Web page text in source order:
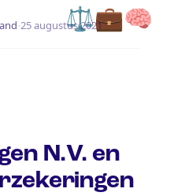
⚖️💼🧠
·25 augustus 2021
N.V. en